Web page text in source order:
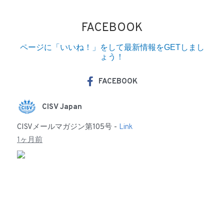
FACEBOOK
ページに「いいね！」をして最新情報をGETしまし
ょう！
FACEBOOK
CISV Japan
CISVメールマガジン第105号 - Link
1ヶ月前